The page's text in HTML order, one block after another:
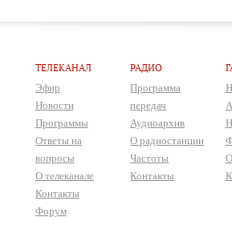
ТЕЛЕКАНАЛ
Эфир
Новости
Программы
Ответы на
вопросы
О телеканале
Контакты
Форум
РАДИО
Программа
передач
Аудиоархив
О радиостанции
Частоты
Контакты